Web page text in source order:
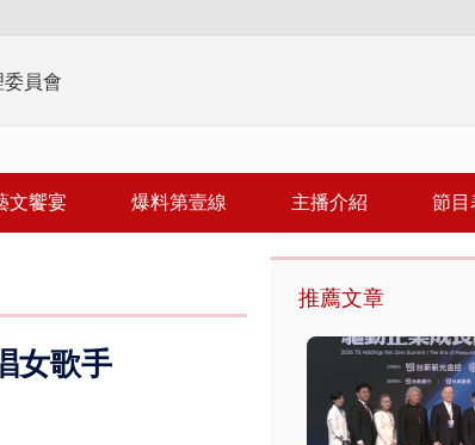
委員會
文饗宴 爆料第壹線 主播介紹 節目
女歌手
推薦文章